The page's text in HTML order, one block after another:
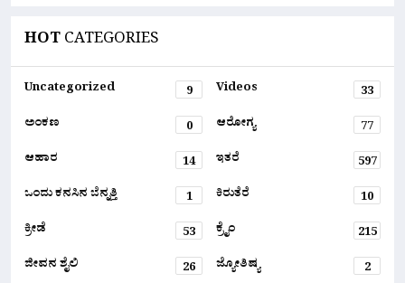
HOTCATEGORIES
Uncategorized 9 Videos
33
ಅಂಕಣ
0 ಆರೋಗ್ಯ
77
ಆಹಾರ
14 ಇತರೆ
597
ಒಂದು ಕನಸಿನ ಬೆನ್ನತ್ತಿ
1 ಕಿರುತೆರೆ
10
ಕ್ರೀಡೆ
53 ಕ್ರೈಂ
215
ಜೀವನ ಶೈಲಿ
26 ಜ್ಯೋತಿಷ್ಯ
2